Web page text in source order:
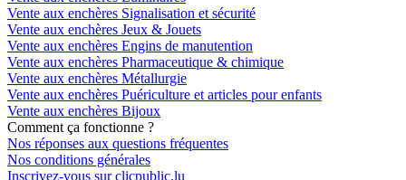
Vente aux enchères Signalisation et sécurité
Vente aux enchères Jeux & Jouets
Vente aux enchères Engins de manutention
Vente aux enchères Pharmaceutique & chimique
Vente aux enchères Métallurgie
Vente aux enchères Puériculture et articles pour enfants
Vente aux enchères Bijoux
Comment ça fonctionne ?
Nos réponses aux questions fréquentes
Nos conditions générales
Inscrivez-vous sur clicpublic.lu